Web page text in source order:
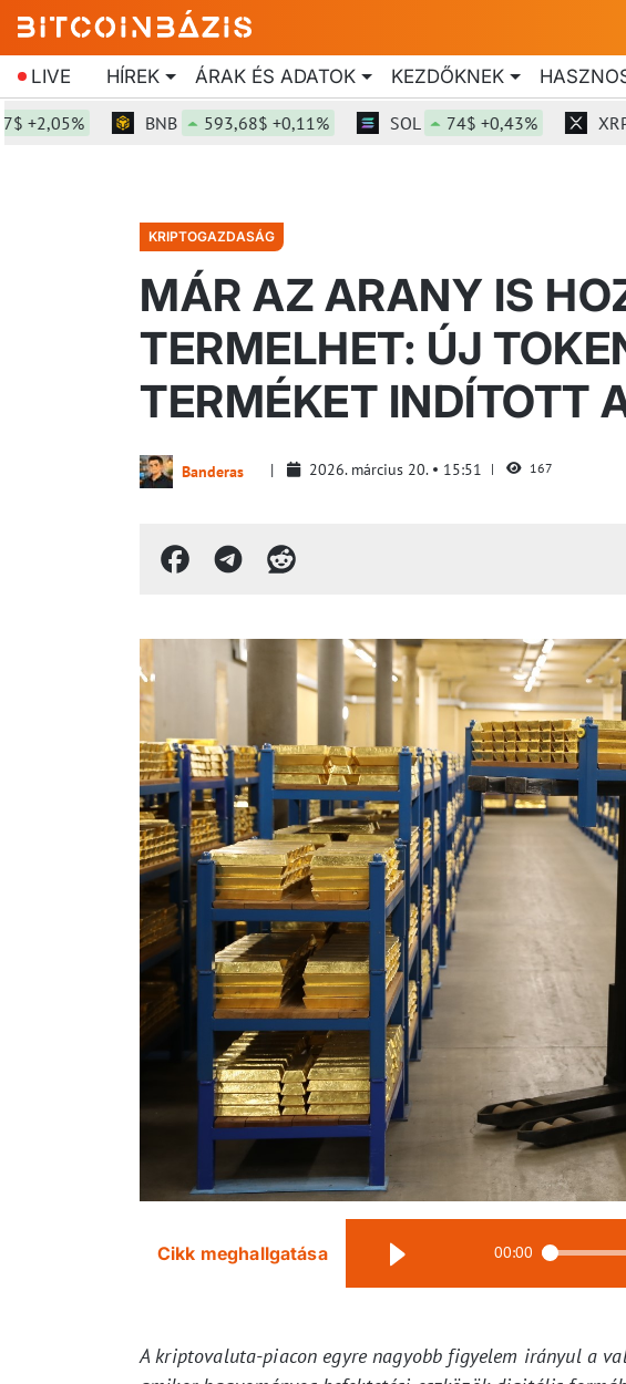
LIVE HÍREK ÁRAK ÉS ADATOK KEZDŐKNEK
BNB 593,68$ +0,11% SOL 74$ +0,43% XRP
KRIPTOGAZDASÁG
MÁR AZ ARANY IS
TERMELHET: ÚJ
TERMÉKET INDÍTOTT
Banderas 2026. március 20. 15:51 167
Cikk meghallgatása 00:00
A kriptovaluta-piacon egyre nagyobb figyelem irányul a